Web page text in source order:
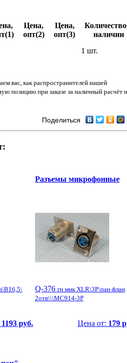
Цена,
опт(2)
Цена,
опт(3)
наличии
1 шт.
вас, как распространителей нашей
позицию при заказе за наличный расчёт
Поделиться
1193 руб.
Разъемы микрофонные
Q-376 гн мик XLR\3P\пан флан
2отв\\\MC914-3P
Цена от: 179